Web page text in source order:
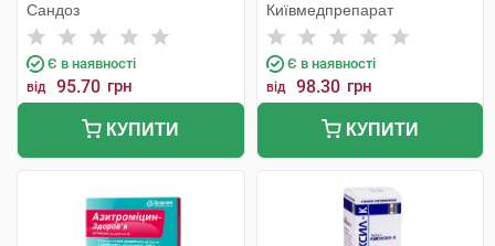
Сандоз
Є в наявності
від 95.70 грн
КУПИТИ
Київмедпрепарат
Є в наявності
від 98.30 грн
КУПИТИ